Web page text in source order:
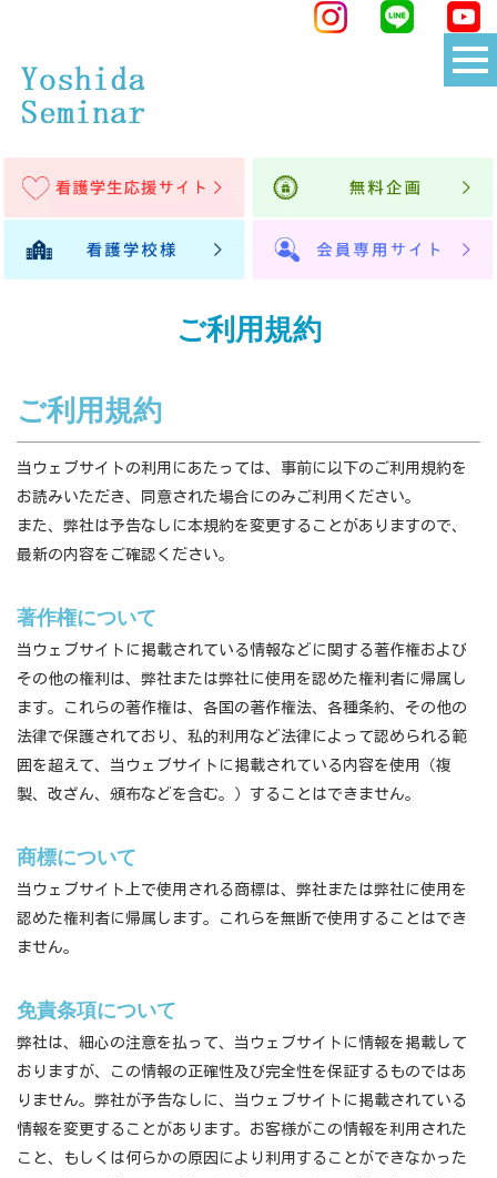
ご利用規約
ご利用規約
当ウェブサイトの利用にあたっては、事前に以下のご利用規約を
お読みいただき、同意された場合にのみご利用ください。
また、弊社は予告なしに本規約を変更することがありますので、
最新の内容をご確認ください。
著作権について
当ウェブサイトに掲載されている情報などに関する著作権および
その他の権利は、弊社または弊社に使用を認めた権利者に帰属し
ます。これらの著作権は、各国の著作権法、各種条約、その他の
法律で保護されており、私的利用など法律によって認められる範
囲を超えて、当ウェブサイトに掲載されている内容を使用（複
製、改ざん、頒布などを含む。）することはできません。
商標について
当ウェブサイト上で使用される商標は、弊社または弊社に使用を
認めた権利者に帰属します。これらを無断で使用することはでき
ません。
免責条項について
弊社は、細心の注意を払って、当ウェブサイトに情報を掲載して
おりますが、この情報の正確性及び完全性を保証するものではあ
りません。弊社が予告なしに、当ウェブサイトに掲載されている
情報を変更することがあります。お客様がこの情報を利用された
こと、もしくは何らかの原因により利用することができなかった